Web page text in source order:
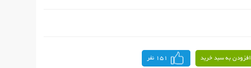
افزودن به سبد خرید 151 نفر